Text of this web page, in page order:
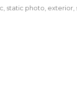
static photo, exterior,